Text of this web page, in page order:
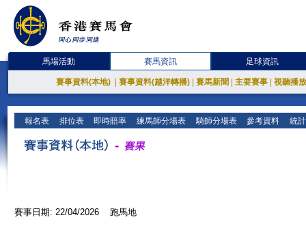
馬場活動 賽馬資訊 足球資訊
賽事資料(本地) 賽事資料(越洋轉播) 賽馬新聞 主要賽事 視聽播
報名表 排位表 即時賠率 練馬師分場表 騎師分場表 參考資料 統
賽事日期: 22/04/2026 跑馬地